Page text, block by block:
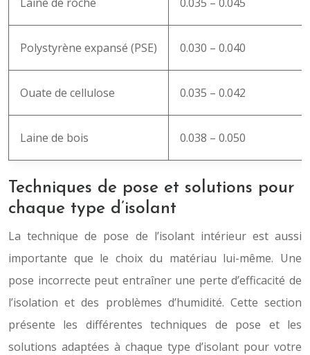
Polystyrène expansé (PSE) 0.030 – 0.040
Ouate de cellulose 0.035 – 0.042
Laine de bois 0.038 – 0.050
Techniques de pose et solutions pour
chaque type d’isolant
La technique de pose de l’isolant intérieur est aussi
importante que le choix du matériau lui-même. Une
pose incorrecte peut entraîner une perte d’efficacité de
l’isolation et des problèmes d’humidité. Cette section
présente les différentes techniques de pose et les
solutions adaptées à chaque type d’isolant pour votre